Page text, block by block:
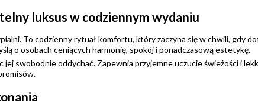
kosztów płatności
luksus w codziennym wydaniu
To codzienny rytuał komfortu, który zaczyna się w chwili, gdy
o osobach ceniących harmonię, spokój i ponadczasową estetykę.
swobodnie oddychać. Zapewnia przyjemne uczucie świeżości i